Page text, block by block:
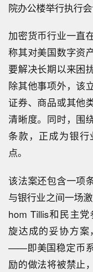
院办公楼举行执行会
加密货币行业一直
称其对美国数字资
要解决长期以来困
除其他事项外，该
证券、商品或其他
清晰度。同时，围
条款，正成为银
点。
该法案还包含一项
与银行业之间一场
hom Tillis和民主
旋达成的妥协方
——即美国稳定币
励的做法将被禁止